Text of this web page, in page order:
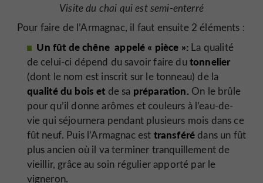
Visite du chai qui est semi-enterré
Pour faire de l’Armagnac, il faut ensuite 2 éléments :
Un fût de chêne appelé « pièce »: La qualité
de celui-ci dépend du savoir faire dutonnelier
(dont le nom est inscrit sur le tonneau) de la
qualité du bois et de sa préparation. On le brûle
pour qu’il donne arômes et couleurs à l’eau-de-
vie qui séjournera pendant plusieurs mois dans ce
fût neuf. Puis l’Armagnac est transféré dans un fût
plus ancien où il va terminer tranquillement de
vieillir, grâce au soin régulier apporté par le
vigneron.